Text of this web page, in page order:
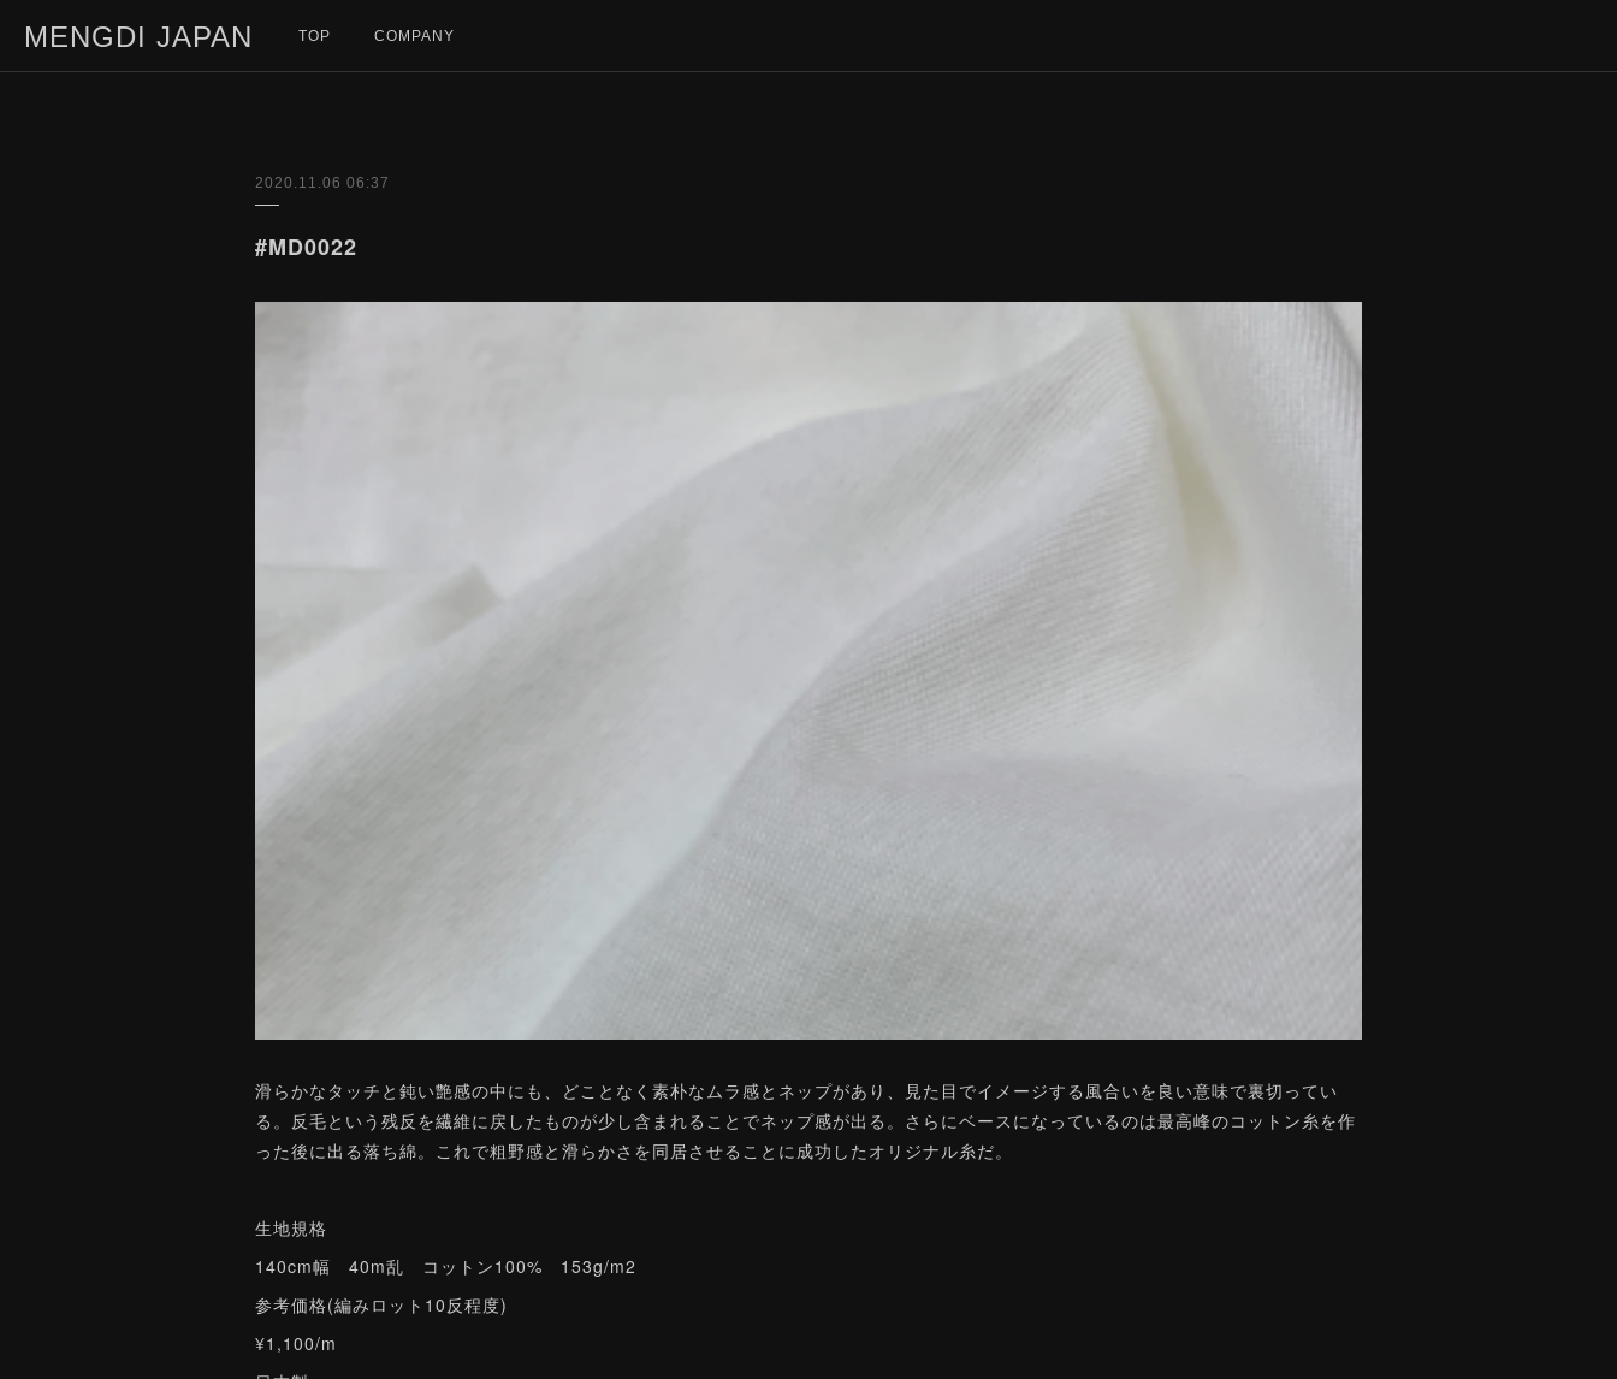
MENGDI JAPAN TOP COMPANY
2020.11.06 06:37
#MD0022
滑らかなタッチと鈍い艶感の中にも、どことなく素朴なムラ感とネップがあり、見た目でイメージする風合いを良い意味で裏切ってい
る。反毛という残反を繊維に戻したものが少し含まれることでネップ感が出る。さらにベースになっているのは最高峰のコットン糸を作
った後に出る落ち綿。これで粗野感と滑らかさを同居させることに成功したオリジナル糸だ。
生地規格
140cm幅 40m乱 コットン100% 153g/m2
参考価格(編みロット10反程度)
¥1,100/m